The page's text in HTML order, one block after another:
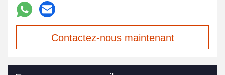
Contactez-nous maintenant